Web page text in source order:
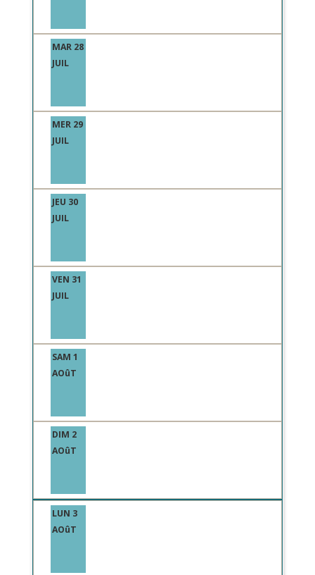
MAR 28
JUIL
MER 29
JUIL
JEU 30
JUIL
VEN 31
JUIL
SAM 1
AOûT
DIM 2
AOûT
LUN 3
AOûT